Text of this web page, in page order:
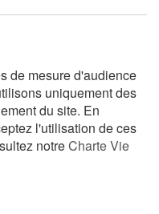
de mesure d'audience
uniquement des
du site. En
l'utilisation de ces
notreCharte Vie